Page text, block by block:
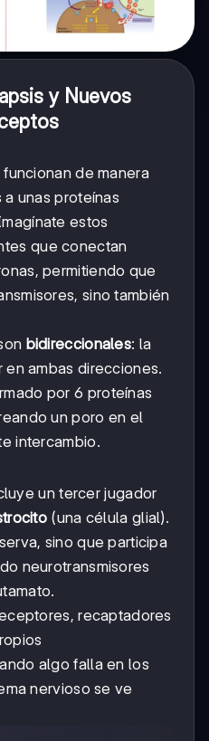
y Nuevos
funcionan de manera
unas proteínas
estos
que conectan
permitiendo que
sino también
bidireccionales: la
ambas direcciones.
por 6 proteínas
un poro en el
intercambio.
un tercer jugador
(una célula glial).
sino que participa
neurotransmisores
recaptadores
algo falla en los
nervioso se ve